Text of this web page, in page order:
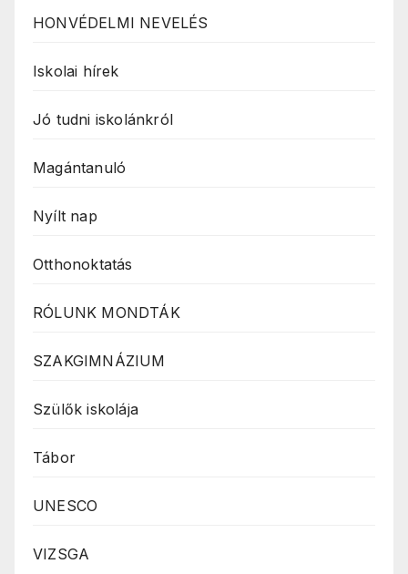
HONVÉDELMI NEVELÉS
Iskolai hírek
Jó tudni iskolánkról
Magántanuló
Nyílt nap
Otthonoktatás
RÓLUNK MONDTÁK
SZAKGIMNÁZIUM
Szülők iskolája
Tábor
UNESCO
VIZSGA